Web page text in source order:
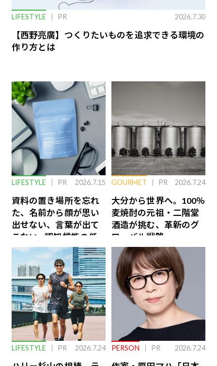
LIFESTYLE PR 2026.7.30
【西野亮廣】つくりたいものを追求できる環境の
作り方とは
LIFESTYLE PR 2026.7.15
資料の置き場所を忘れ
た、名前から顔が思い
出せない、言葉が出て
こない…認知機能の低
下を救う、脳のインナ
ーケアとは
GOURMET PR 2026.7.24
大分から世界へ。100％
麦焼酎の元祖・二階堂
酒造が挑む、革新のグ
ローバル戦略
LIFESTYLE PR 2026.7.24 PERSON PR 2026.7.24